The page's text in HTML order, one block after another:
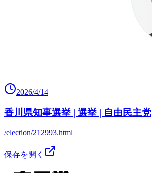
2026/4/14
香川県知事選挙 | 選挙 | 自由民主党
/election/212993.html
保存を開く